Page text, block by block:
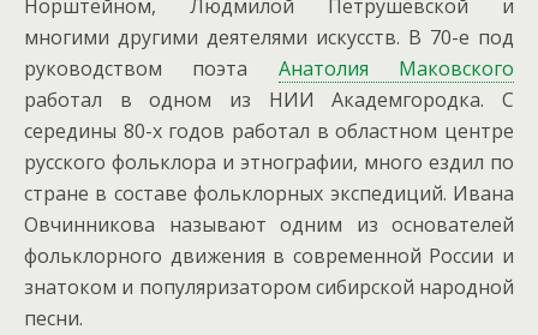
Норштейном, Людмилой Петрушевской и
многими другими деятелями искусств. В 70-е под
руководством поэта Анатолия Маковского
работал в одном из НИИ Академгородка. С
середины 80-х годов работал в областном центре
русского фольклора и этнографии, много ездил по
стране в составе фольклорных экспедиций. Ивана
Овчинникова называют одним из основателей
фольклорного движения в современной России и
знатоком и популяризатором сибирской народной
песни.